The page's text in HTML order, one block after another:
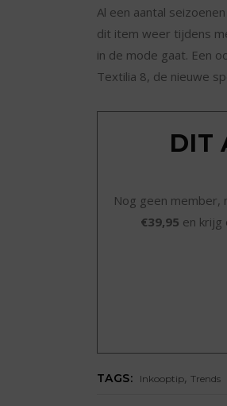
Al een aantal
dit item weer tijdens
in de mode gaat. Een
Textilia 8, de nieuwe
DIT
Nog geen member,
€39,95 en krijg
TAGS: Inkooptip,Trends